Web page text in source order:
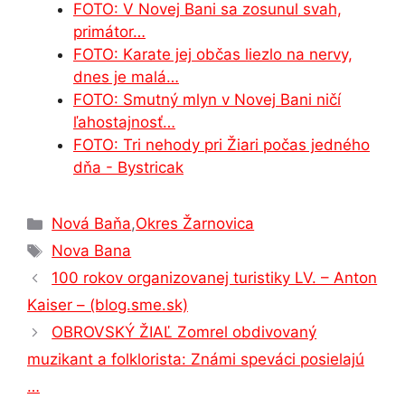
k er
FOTO: V Novej Bani sa zosunul svah,
primátor…
FOTO: Karate jej občas liezlo na nervy,
dnes je malá…
FOTO: Smutný mlyn v Novej Bani ničí
ľahostajnosť…
FOTO: Tri nehody pri Žiari počas jedného
dňa - Bystricak
Kategórie
Nová Baňa,Okres Žarnovica
Značky
Nova Bana
100 rokov organizovanej turistiky LV. – Anton
Kaiser – (blog.sme.sk)
OBROVSKÝ ŽIAĽ Zomrel obdivovaný
muzikant a folklorista: Známi speváci posielajú
…